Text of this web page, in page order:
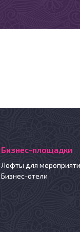
Бизнес-площадки
Лофты для
Бизнес-отели